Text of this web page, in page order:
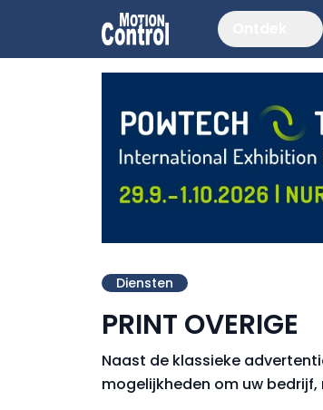
Diensten
PRINT OVERIGE
Naast de klassieke
mogelijkheden om uw